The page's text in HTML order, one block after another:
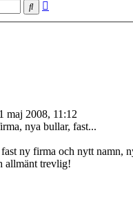
Sök
maj 2008, 11:12
nya bullar, fast...
ny firma och nytt namn,
allmänt trevlig!